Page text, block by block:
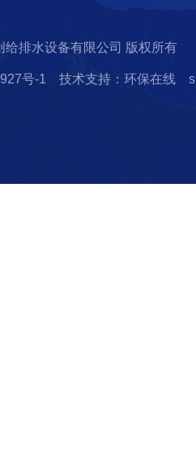
排水设备有限公司 版权所有
号-1 技术支持：环保在线